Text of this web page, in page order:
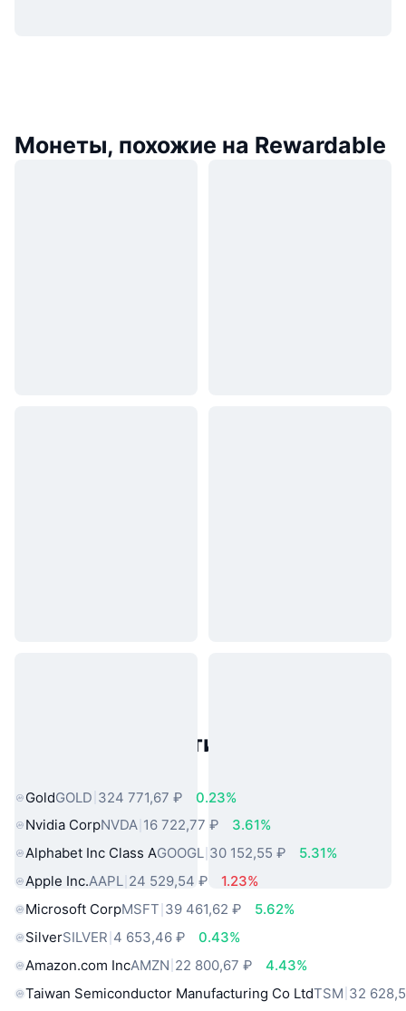
Монеты, похожие на Rewardable
Популярные активы реального
GoldGOLD 324 771,67 ₽
0.23%
Nvidia CorpNVDA 16 722,77 ₽
3.61%
Alphabet Inc Class AGOOGL 30 152,55 ₽
5.31%
Apple Inc.AAPL 24 529,54 ₽
1.23%
Microsoft CorpMSFT 39 461,62 ₽
5.62%
SilverSILVER 4 653,46 ₽
0.43%
Amazon.com IncAMZN 22 800,67 ₽
4.43%
Taiwan Semiconductor Manufacturing Co LtdTSM 32